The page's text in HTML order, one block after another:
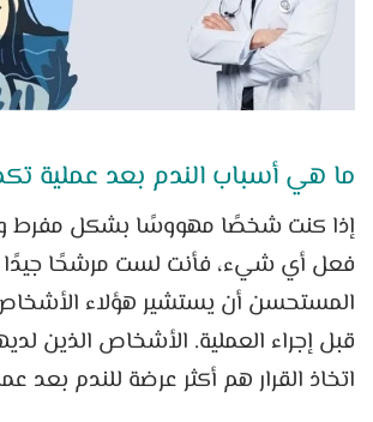
ما هي أسباب الندم بعد عملية
إذا كنت شخصًا مهووسًا بشكل مفرط
فعل أي شيء، فأنت لست مرشحًا جيدًا
المستحسن أن يستشير هؤلاء
قبل إجراء العملية. الأشخاص الذين
اتخاذ القرار هم أكثر عرضة للندم بعد